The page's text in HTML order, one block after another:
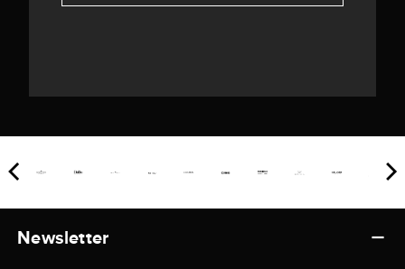
Newsletter